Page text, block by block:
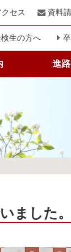
クセス 資料
検生の方へ
進
ました。